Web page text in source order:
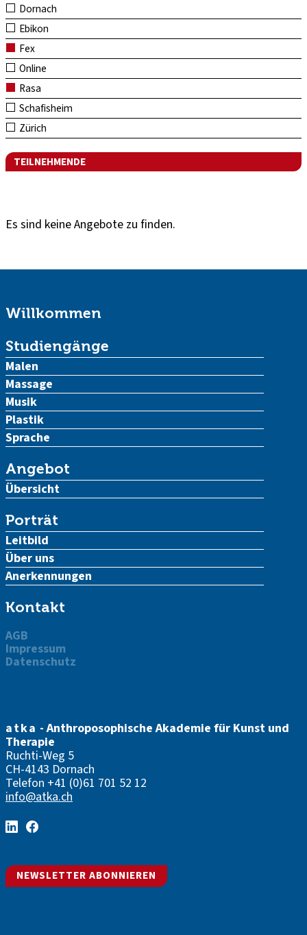
Dornach
Ebikon
Fex
Online
Rasa
Schafisheim
Zürich
TEILNEHMENDE
Es sind keine Angebote zu finden.
Willkommen
Studiengänge
Malen
Massage
Musik
Plastik
Sprache
Angebot
Übersicht
Porträt
Leitbild
Über uns
Anerkennungen
Kontakt
AGB
Impressum
Datenschutz
atka - Anthroposophische Akademie für Kunst und
Therapie
Ruchti-Weg 5
CH-4143 Dornach
Telefon +41 (0)61 701 52 12
info@atka.ch
NEWSLETTER ABONNIEREN